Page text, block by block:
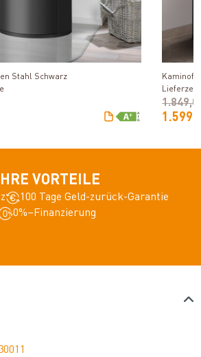
Stahl Schwarz
IHRE VORTEILE
100 Tage Geld-zurück-Garantie
0%–Finanzierung